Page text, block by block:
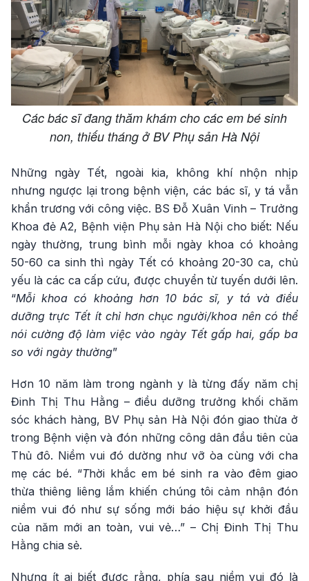
Các bác sĩ đang thăm khám cho các em bé sinh
non, thiếu tháng ở BV Phụ sản Hà Nội
Những ngày Tết, ngoài kia, không khí nhộn nhịp
nhưng ngược lại trong bệnh viện, các bác sĩ, y tá vẫn
khẩn trương với công việc. BS Đỗ Xuân Vinh – Trưởng
Khoa đẻ A2, Bệnh viện Phụ sản Hà Nội cho biết: Nếu
ngày thường, trung bình mỗi ngày khoa có khoảng
50-60 ca sinh thì ngày Tết có khoảng 20-30 ca, chủ
yếu là các ca cấp cứu, được chuyển từ tuyến dưới lên.
“Mỗi khoa có khoảng hơn 10 bác sĩ, y tá và điều
dưỡng trực Tết ít chỉ hơn chục người/khoa nên có thể
nói cường độ làm việc vào ngày Tết gấp hai, gấp ba
so với ngày thường”
Hơn 10 năm làm trong ngành y là từng đấy năm chị
Đinh Thị Thu Hằng – điều dưỡng trưởng khối chăm
sóc khách hàng, BV Phụ sản Hà Nội đón giao thừa ở
trong Bệnh viện và đón những công dân đầu tiên của
Thủ đô. Niềm vui đó dường như vỡ òa cùng với cha
mẹ các bé. “Thời khắc em bé sinh ra vào đêm giao
thừa thiêng liêng lắm khiến chúng tôi cảm nhận đón
niềm vui đó như sự sống mới báo hiệu sự khởi đầu
của năm mới an toàn, vui vẻ…” – Chị Đinh Thị Thu
Hằng chia sẻ.
Nhưng ít ai biết được rằng, phía sau niềm vui đó là